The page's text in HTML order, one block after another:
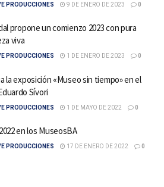
PRODUCCIONES 9 DE ENERO DE 2023 0
propone un comienzo 2023 con pura
viva
PRODUCCIONES 1 DE ENERO DE 2023 0
la exposición «Museo sin tiempo» en el
Sívori
PRODUCCIONES 1 DE MAYO DE 2022 0
en los MuseosBA
PRODUCCIONES 17 DE ENERO DE 2022 0